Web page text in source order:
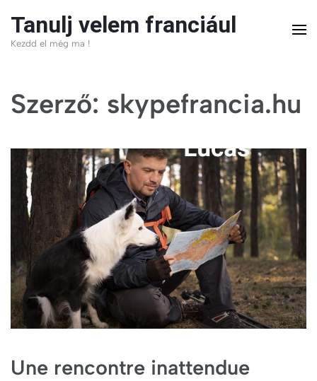
Enter)
Tanulj velem franciául
Kezdd el még ma !
Szerző: skypefrancia.hu
Une rencontre inattendue